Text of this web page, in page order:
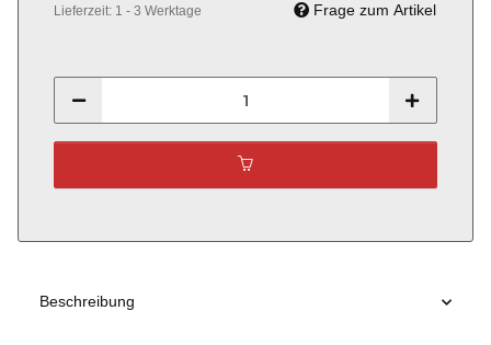
Lieferzeit: 1 - 3 Werktage Frage zum Artikel
Beschreibung